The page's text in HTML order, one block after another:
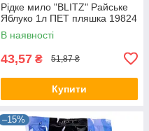
Рідке мило "BLITZ" Райське
Яблуко 1л ПЕТ пляшка 19824
В наявності
43,57 ₴ 51,87 ₴
Купити
–15%